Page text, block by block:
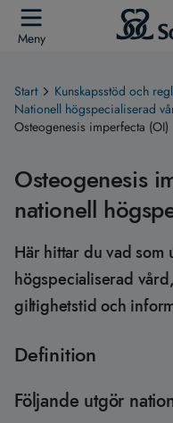
Meny
Start Kunskapsstöd och
Nationell högspecialiserad
Osteogenesis imperfecta (OI)
Osteogenesis
nationell
Här hittar du vad som
högspecialiserad
giltighetstid och
Definition
Följande utgör